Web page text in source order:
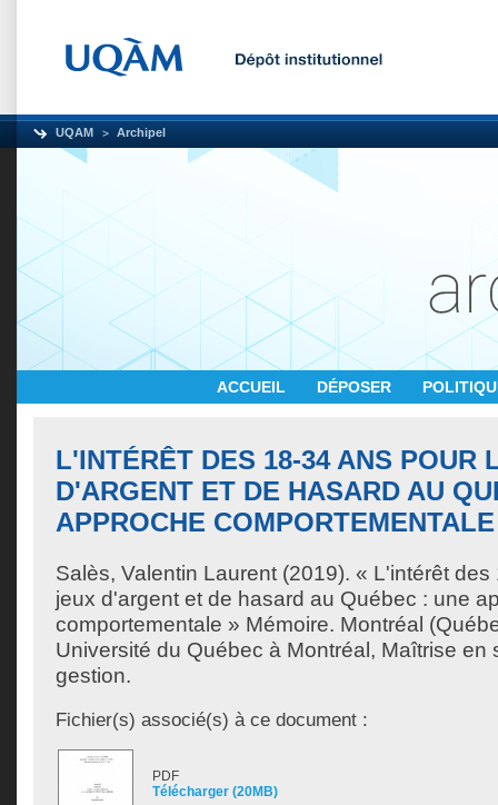
UQAM Archipel
ACCUEIL DÉPOSER
L'INTÉRÊT DES 18-34 ANS POUR
D'ARGENT ET DE HASARD AU
APPROCHE COMPORTEMENTALE
Salès, Valentin Laurent (2019). « L'intérêt
jeux d'argent et de hasard au Québec : une
comportementale » Mémoire. Montréal
Université du Québec à Montréal, Maîtrise en
gestion.
Fichier(s) associé(s) à ce document :
PDF
Télécharger (20MB)